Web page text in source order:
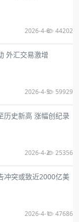
2026-4-6 44202
外汇交易激增
2026-4-5 59929
历史新高 涨幅创纪录
2026-4-2 25356
冲突或致近2000亿美
2026-4-1 47686